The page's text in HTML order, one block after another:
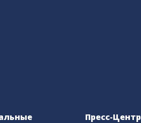
Пресс-Центр